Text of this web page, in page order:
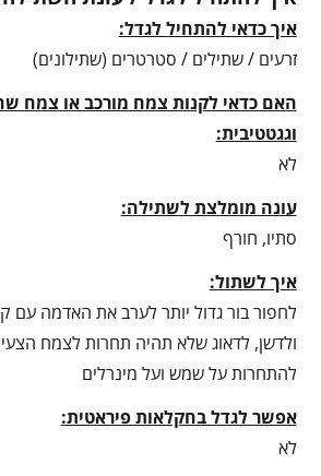
איך כדאי להתחיל לגדל:
זרעים / שתילים / סטרטרים (שתילונים)
האם כדאי לקנות צמח מורכב או צמח
וגגטטיבית:
לא
עונה מומלצת לשתילה:
סתיו, חורף
איך לשתול:
לחפור בור גדול יותר לערב את האדמה עם
ולדשן, לדאוג שלא תהיה תחרות לצמח
להתחרות על שמש ועל מינרלים
אפשר לגדל בחקלאות פיראטית:
לא